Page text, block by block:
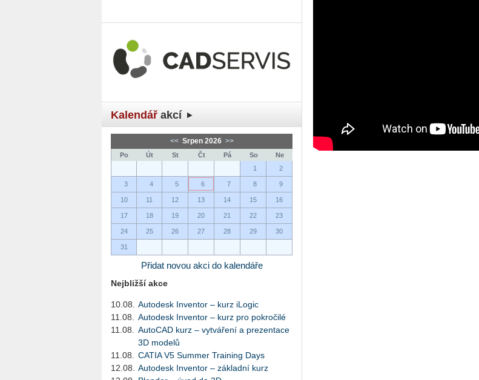
Kalendář akcí
<< Srpen 2026 >>
Po Út St Čt Pá So
Ne
1
2
3 4 5 6 7 8 9
10 11 12 13 14 15 16
17 18 19 20 21 22 23
24 25 26 27 28 29 30
31
Přidat novou akci do kalendáře
Nejbližší akce
10.08.
Autodesk Inventor – kurz iLogic
11.08.
Autodesk Inventor – kurz pro pokročilé
11.08.
AutoCAD kurz – vytváření a prezentace
3D modelů
11.08.
CATIA V5 Summer Training Days
12.08.
Autodesk Inventor – základní kurz